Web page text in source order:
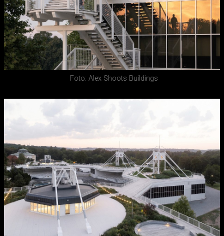
Foto: Alex Shoots Buildings